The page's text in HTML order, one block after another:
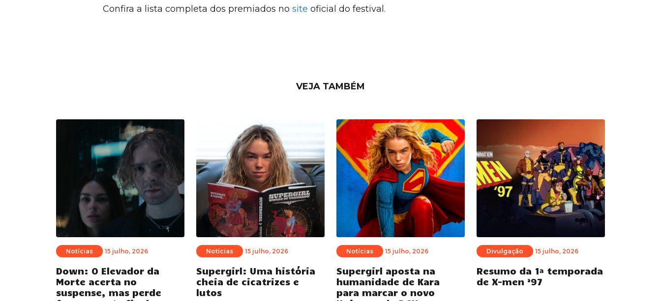
Confira a lista completa dos premiados no site oficial do festival.
VEJA TAMBÉM
Notícias 15 julho, 2026
Down: O Elevador da
Morte acerta no
suspense, mas perde
Notícias 15 julho, 2026
Supergirl: Uma história
cheia de cicatrizes e
lutos
Notícias 15 julho, 2026
Supergirl aposta na
humanidade de Kara
para marcar o novo
Divulgação 15 julho, 2026
Resumo da 1ª temporada
de X-men ’97